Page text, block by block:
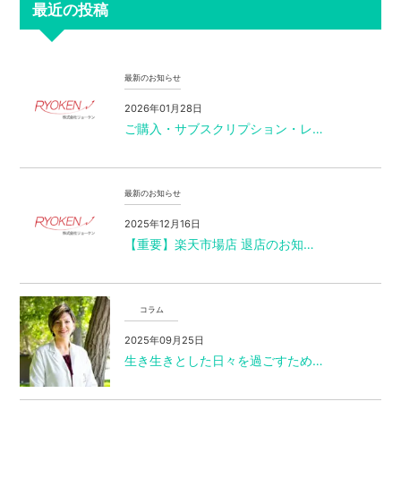
最近の投稿
最新のお知らせ
2026年01月28日
ご購入・サブスクリプション・レ…
最新のお知らせ
2025年12月16日
【重要】楽天市場店 退店のお知…
コラム
2025年09月25日
生き生きとした日々を過ごすため…